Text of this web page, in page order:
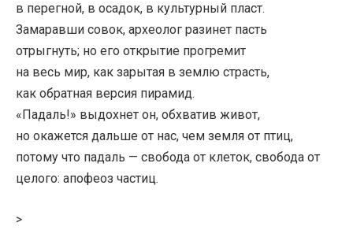
в перегной, в осадок, в культурный пласт.
Замаравши совок, археолог разинет пасть
отрыгнуть; но его открытие прогремит
на весь мир, как зарытая в землю страсть,
как обратная версия пирамид.
«Падаль!» выдохнет он, обхватив живот,
но окажется дальше от нас, чем земля от птиц,
потому что падаль — свобода от клеток, свобода от
целого: апофеоз частиц.
>